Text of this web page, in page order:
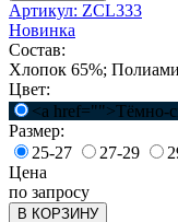
Артикул: ZCL333
Новинка
Состав:
Хлопок 65%;
Цвет:
<a href="">Тёмно-
Размер:
25-27
27-29
Цена
по запросу
В КОРЗИНУ